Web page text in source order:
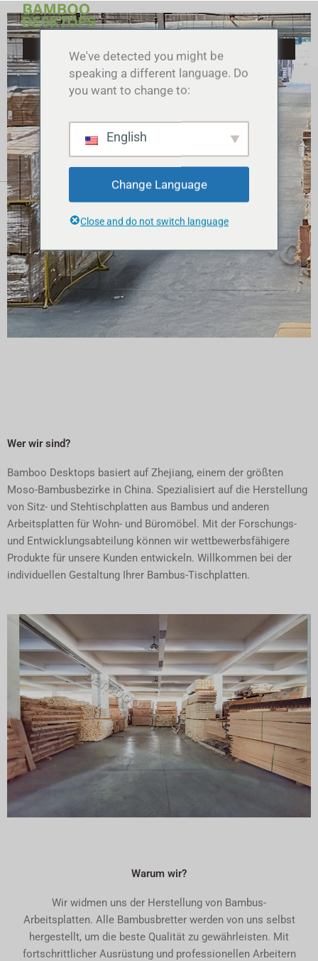
Inhalt
springen
Wer wir sind?
Bamboo Desktops basiert auf Zhejiang, einem der größten
Moso-Bambusbezirke in China. Spezialisiert auf die Herstellung
von Sitz- und Stehtischplatten aus Bambus und anderen
Arbeitsplatten für Wohn- und Büromöbel. Mit der Forschungs-
und Entwicklungsabteilung können wir wettbewerbsfähigere
Produkte für unsere Kunden entwickeln. Willkommen bei der
individuellen Gestaltung Ihrer Bambus-Tischplatten.
Warum wir?
Wir widmen uns der Herstellung von Bambus-
Arbeitsplatten. Alle Bambusbretter werden von uns selbst
hergestellt, um die beste Qualität zu gewährleisten. Mit
fortschrittlicher Ausrüstung und professionellen Arbeitern
We've detected you might be
speaking a different language. Do
you want to change to:
English
Change Language
Close and do not switch language